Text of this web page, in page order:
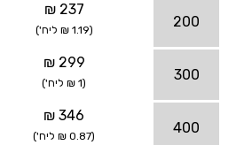
200
237 ₪
(1.19 ₪ ליח')
300
299 ₪
(1 ₪ ליח')
400
346 ₪
(0.87 ₪ ליח')